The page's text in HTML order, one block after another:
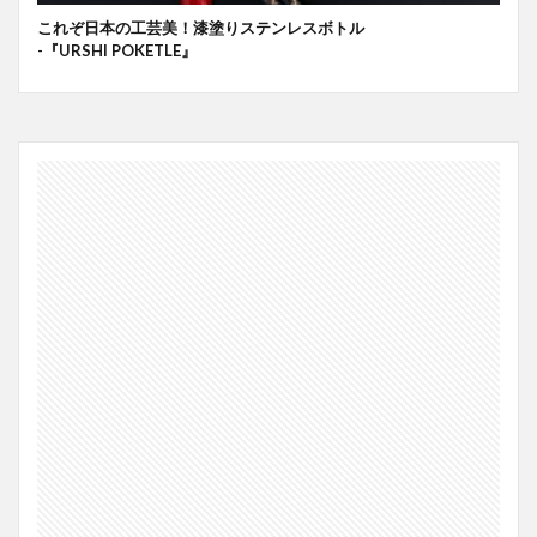
これぞ日本の工芸美！漆塗りステンレスボトル
-『URSHI POKETLE』